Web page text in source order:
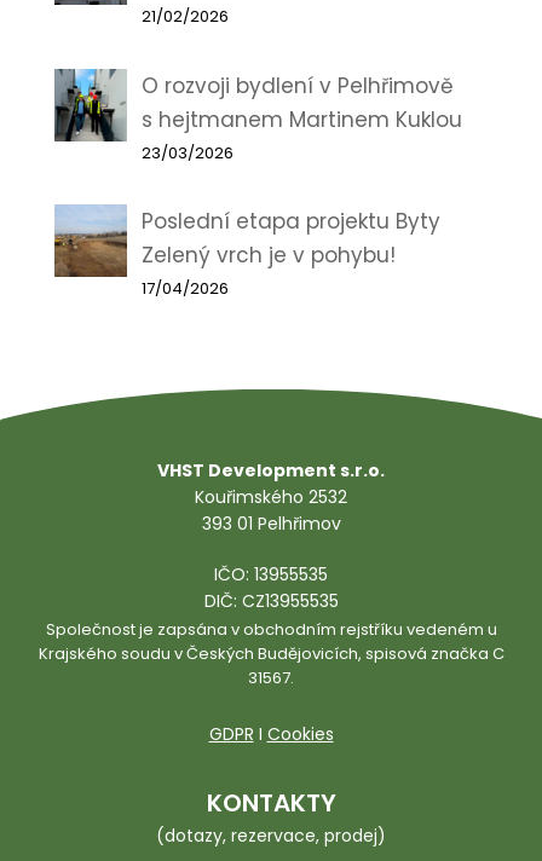
21/02/2026
O rozvoji bydlení v Pelhřimově
s hejtmanem Martinem Kuklou
23/03/2026
Poslední etapa projektu Byty
Zelený vrch je v pohybu!
17/04/2026
VHST Development s.r.o.
Kouřimského 2532
393 01 Pelhřimov
IČO: 13955535
DIČ: CZ13955535
Společnost je zapsána v obchodním rejstříku vedeném u
Krajského soudu v Českých Budějovicích, spisová značka C
31567.
GDPR I Cookies
KONTAKTY
(dotazy, rezervace, prodej)